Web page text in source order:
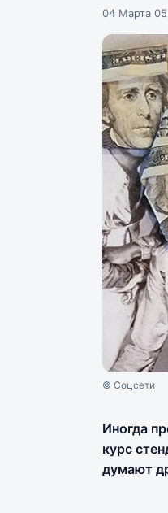
04 Марта
© Соцсети
Иногда
курс
думают